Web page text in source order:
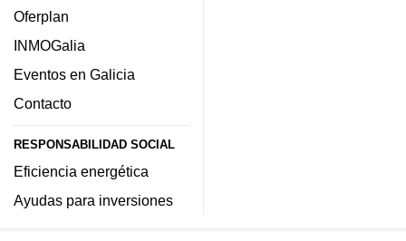
Oferplan
INMOGalia
Eventos en Galicia
Contacto
RESPONSABILIDAD SOCIAL
Eficiencia energética
Ayudas para inversiones